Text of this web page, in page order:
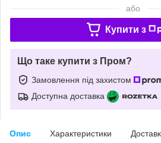
або
Купити з
Що таке купити з Пром?
Замовлення під захистом
Доступна доставка
Опис Характеристики